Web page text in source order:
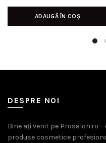
inițial
a
520,00 lei.
ADAUGĂ ÎN COȘ
DESPRE NOI
Bine ați venit pe Prosalon.ro
produse cosmetice